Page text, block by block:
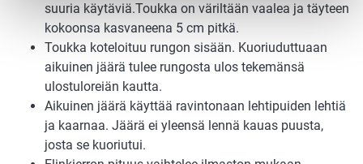
suuria käytäviä.Toukka on väriltään vaalea ja täyteen
kokoonsa kasvaneena 5 cm pitkä.
Toukka koteloituu rungon sisään. Kuoriuduttuaan
aikuinen jäärä tulee rungosta ulos tekemänsä
ulostuloreiän kautta.
Aikuinen jäärä käyttää ravintonaan lehtipuiden lehtiä
ja kaarnaa. Jäärä ei yleensä lennä kauas puusta,
josta se kuoriutui.